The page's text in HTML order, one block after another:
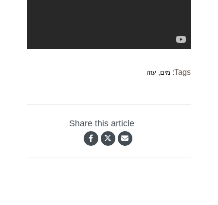
Tags: מים, עזה
Share this article